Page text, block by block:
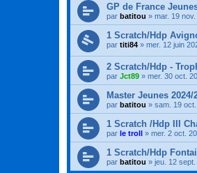
GP de France
par batitou » mar. 19
1 Scratch/Hdp
par titi84 » mer. 12 juin
2 Scratch/Hdp -
par Jct89 » mer. 30 oct.
Master Jeunes
par batitou » sam. 19
1 Scratch /Hdp III
par le troll » mer. 2 oct.
1 Scratch/Hdp
par batitou » jeu. 12